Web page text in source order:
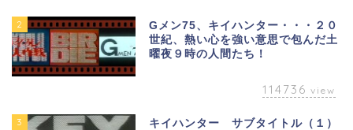
2
Gメン75、キイハンター・・・２０
世紀、熱い心を強い意思で包んだ土
曜夜９時の人間たち！
114736 view
3
キイハンター サブタイトル（１）